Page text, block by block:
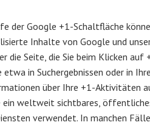
der Google +1-Schaltfläche
Inhalte von Google und
Seite, die Sie beim Klicken
in Suchergebnissen oder in
über Ihre +1-Aktivitäten
ein weltweit sichtbares,
verwendet. In manchen